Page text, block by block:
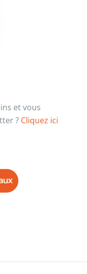
et vous
? Cliquez ici